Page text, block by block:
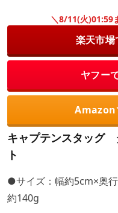
＼8/11(火)01:59
楽天市場
ヤフー
Amazon
キャプテンスタッグ
ト
●サイズ：幅約5cm×奥
約140g